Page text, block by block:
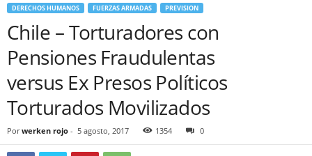
DERECHOS HUMANOS FUERZAS ARMADAS PREVISION
Chile – Torturadores con
Pensiones Fraudulentas
versus Ex Presos Políticos
Torturados Movilizados
Por werken rojo - 5 agosto, 2017 1354 0